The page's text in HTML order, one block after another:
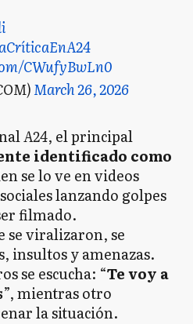
CWufyBwLn0
March 26, 2026
A24, el principal
identificado como
se lo ve en videos
lanzando golpes
filmado.
se viralizaron, se
insultos y amenazas.
se escucha: “Te voy a
”, mientras otro
la situación.